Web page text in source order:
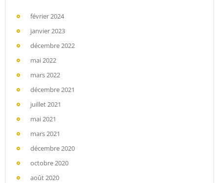
février 2024
janvier 2023
décembre 2022
mai 2022
mars 2022
décembre 2021
juillet 2021
mai 2021
mars 2021
décembre 2020
octobre 2020
août 2020